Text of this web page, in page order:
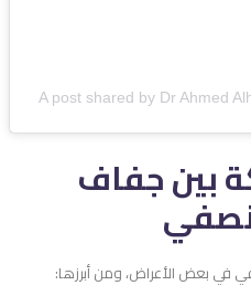
A post shared by Dr Ahmed
بين جفاف
في بعض الأعراض، ومن أبرزها: